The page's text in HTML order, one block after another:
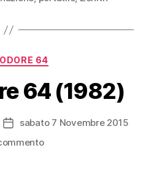
Categorie
64
64 (1982)
Data
dell'articolo
sabato 7 Novembre 2015
su